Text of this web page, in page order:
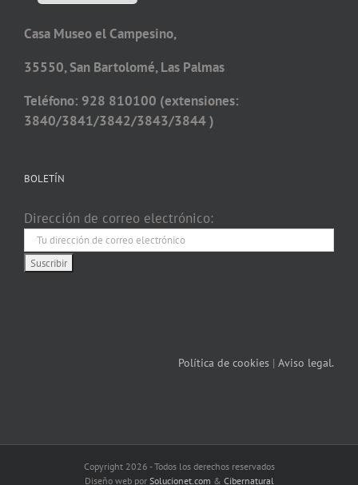
Casa Museo el Campesino,
35550, San Bartolomé, Las Palmas
Teléfono: 928 810100 (extensiones:
3840/3841/3842/3843/3844 )
BOLETÍN
Dirección de correo electrónico:
Política de cookies | Aviso legal.
Copyright 2026 - Todos los derechos reservados
Diseño web por Solucionet.com & Cibernatural